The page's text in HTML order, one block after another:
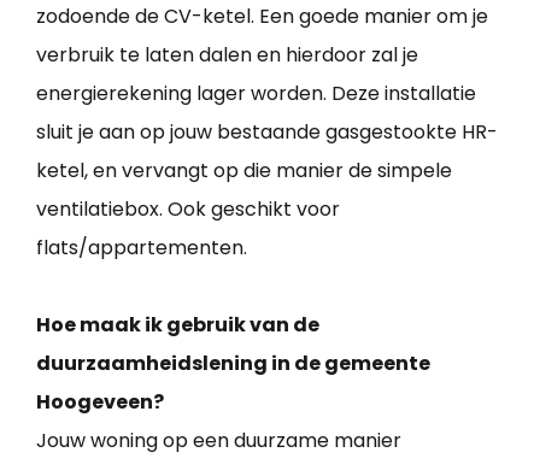
zodoende de CV-ketel. Een goede manier om je
verbruik te laten dalen en hierdoor zal je
energierekening lager worden. Deze installatie
sluit je aan op jouw bestaande gasgestookte HR-
ketel, en vervangt op die manier de simpele
ventilatiebox. Ook geschikt voor
flats/appartementen.
Hoe maak ik gebruik van de
duurzaamheidslening in de gemeente
Hoogeveen?
Jouw woning op een duurzame manier